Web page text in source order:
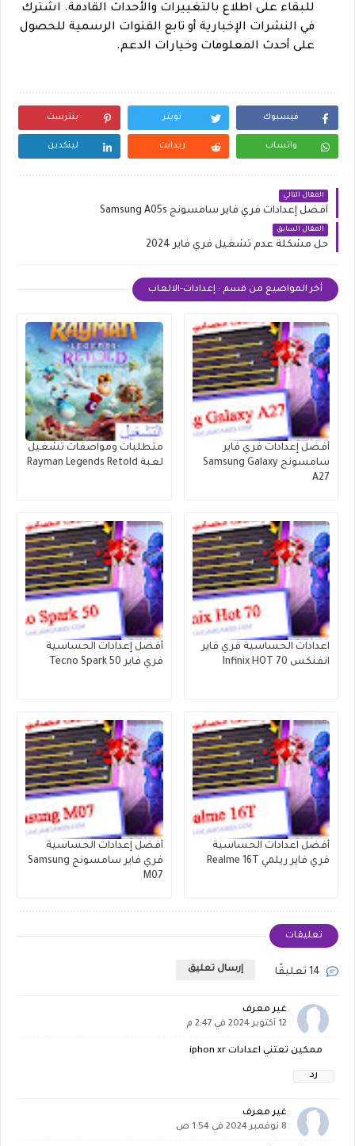
للبقاء على اطلاع بالتغييرات والأحداث القادمة. اشترك
في النشرات الإخبارية أو تابع القنوات الرسمية للحصول
على أحدث المعلومات وخيارات الدعم.
فيسبوك تويتر بنترست
واتساب ريدايت لينكدين
المقال التالي
أفضل إعدادات فري فاير سامسونج Samsung A05s
المقال السابق
حل مشكلة عدم تشغيل فري فاير 2024
أخر المواضيع من قسم : إعدادات-الالعاب
أفضل إعدادات فري فاير
سامسونج Samsung Galaxy
A27
متطلبات ومواصفات تشغيل
لعبة Rayman Legends Retold
اعدادات الحساسية فري فاير
انفنكس Infinix HOT 70
أفضل إعدادات الحساسية
فري فاير Tecno Spark 50
أفضل اعدادات الحساسية
فري فاير ريلمي Realme 16T
أفضل إعدادات الحساسية
فري فاير سامسونج Samsung
M07
تعليقات
إرسال تعليق
غير معرف
12 أكتوبر 2024 في 2:47 م
ممكين تعتني اعدادات iphon xr
رد
غير معرف
8 نوفمبر 2024 في 1:54 ص